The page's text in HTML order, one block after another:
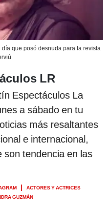
que posó desnuda para la revista
LR
Espectáculos La
a sábado en tu
más resaltantes
e internacional,
tendencia en las
ACTORES Y ACTRICES
GUZMÁN